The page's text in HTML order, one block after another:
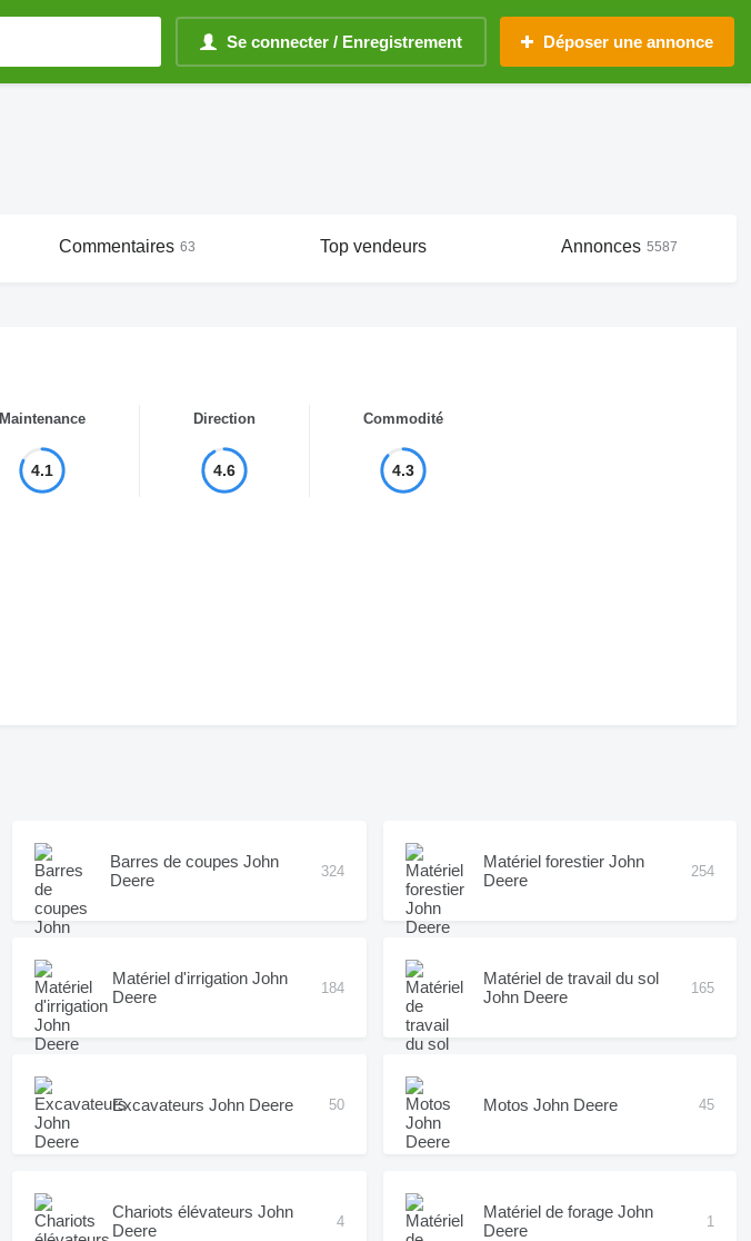
Se connecter / Enregistrement Déposer une annonce
Commentaires 63 Top vendeurs Annonces 5587
4.1
Maintenance
4.6
Direction
4.3
Commodité
Barres de coupes John
Deere
324
Matériel forestier John
Deere
254
Matériel d'irrigation John
Deere
184
Matériel de travail du sol
John Deere
165
Excavateurs John Deere 50 Motos John Deere 45
Chariots élévateurs John
Deere
4
Matériel de forage John
Deere
1